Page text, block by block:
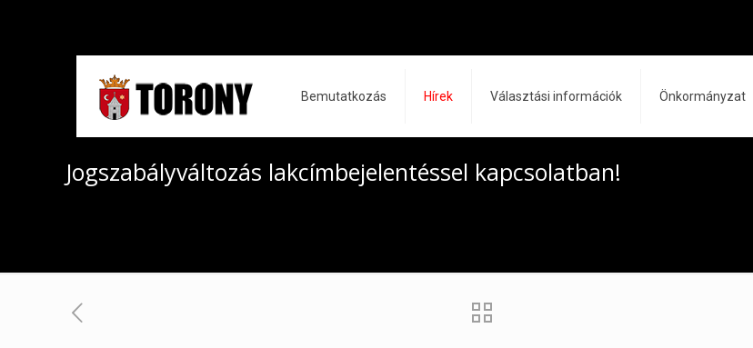
Bemutatkozás Hírek Választási információk Önkormányzat
Jogszabályváltozás lakcímbejelentéssel kapcsolatban!